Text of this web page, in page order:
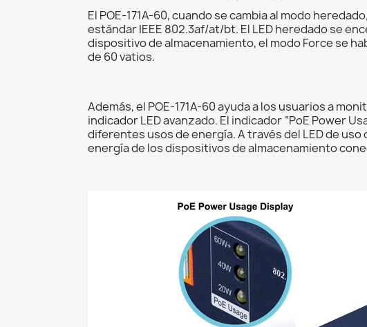
El POE-171A-60, cuando se cambia al modo
estándar IEEE 802.3af/at/bt. El LED heredado se
dispositivo de almacenamiento, el modo Force se
de 60 vatios.
Además, el POE-171A-60 ayuda a los usuarios a
indicador LED avanzado. El indicador “PoE Power
diferentes usos de energía. A través del LED de
energía de los dispositivos de almacenamiento